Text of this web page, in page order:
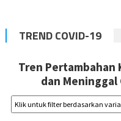
TREND COVID-19